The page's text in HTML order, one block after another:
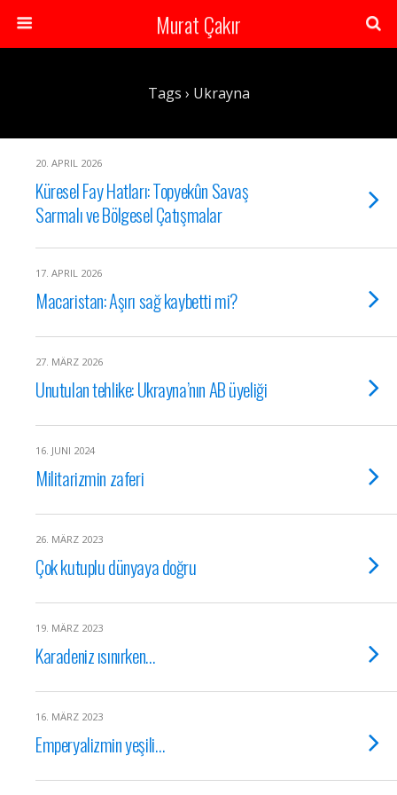
Murat Çakır
Tags › Ukrayna
20. APRIL 2026
Küresel Fay Hatları: Topyekûn Savaş
Sarmalı ve Bölgesel Çatışmalar
17. APRIL 2026
Macaristan: Aşırı sağ kaybetti mi?
27. MÄRZ 2026
Unutulan tehlike: Ukrayna’nın AB üyeliği
16. JUNI 2024
Militarizmin zaferi
26. MÄRZ 2023
Çok kutuplu dünyaya doğru
19. MÄRZ 2023
Karadeniz ısınırken…
16. MÄRZ 2023
Emperyalizmin yeşili…